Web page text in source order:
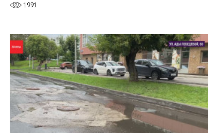
1991